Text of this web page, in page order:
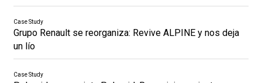
Case Study
Grupo Renault se reorganiza: Revive ALPINE y nos deja
un lío
Case Study